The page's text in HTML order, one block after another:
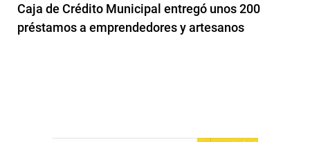
Caja de Crédito Municipal entregó unos 200
préstamos a emprendedores y artesanos